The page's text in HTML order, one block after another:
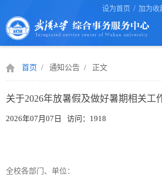
加为收
设为首页 /
首页 / 通知公告 / 正文
关于2026年放暑假及做好暑期相关工
2026年07月07日 访问： 1918
全校各部门、单位：